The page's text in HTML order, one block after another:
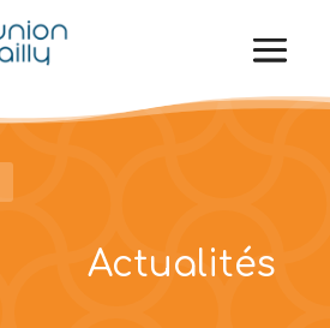
Actualités